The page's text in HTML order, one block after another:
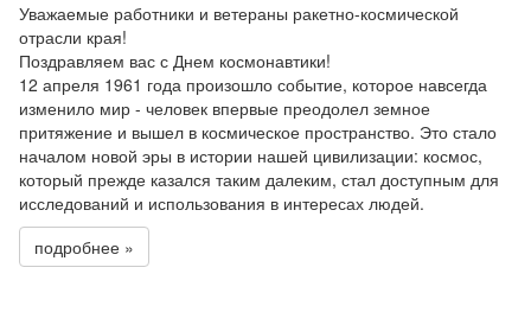
Уважаемые работники и ветераны ракетно-космической
отрасли края!
Поздравляем вас с Днем космонавтики!
12 апреля 1961 года произошло событие, которое навсегда
изменило мир - человек впервые преодолел земное
притяжение и вышел в космическое пространство. Это стало
началом новой эры в истории нашей цивилизации: космос,
который прежде казался таким далеким, стал доступным для
исследований и использования в интересах людей.
подробнее »